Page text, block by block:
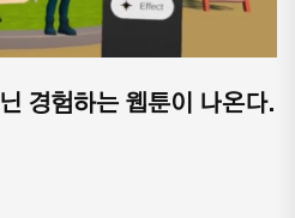
경험하는 웹툰이 나온다.